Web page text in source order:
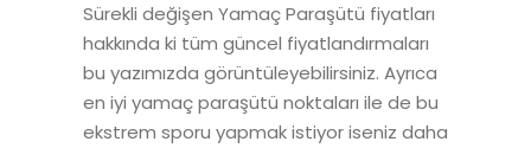
Sürekli değişen Yamaç Paraşütü fiyatları
hakkında ki tüm güncel fiyatlandırmaları
bu yazımızda görüntüleyebilirsiniz. Ayrıca
en iyi yamaç paraşütü noktaları ile de bu
ekstrem sporu yapmak istiyor iseniz daha